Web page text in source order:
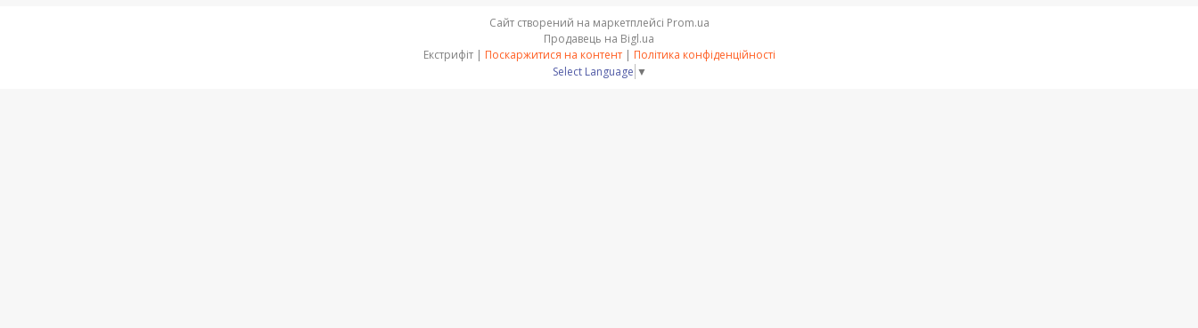
Сайт створений на маркетплейсі Prom.ua
Продавець на Bigl.ua
Поскаржитися на контент
Політика конфіденційності
Select Language ▼